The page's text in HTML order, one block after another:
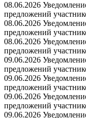
08.06.2026
предложений
08.06.2026
предложений
08.06.2026
предложений
09.06.2026
предложений
09.06.2026
предложений
09.06.2026
предложений
09.06.2026